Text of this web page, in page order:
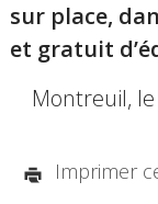
sur place,
et gratuit
Montreuil,
Imprimer